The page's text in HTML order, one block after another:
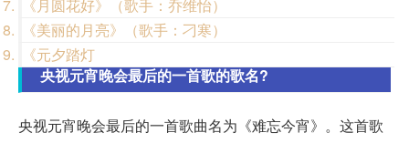
《月圆花好》（歌手：乔维怡）
《美丽的月亮》（歌手：刁寒）
《元夕踏灯
央视元宵晚会最后的一首歌的歌名?
央视元宵晚会最后的一首歌曲名为《难忘今宵》。这首歌